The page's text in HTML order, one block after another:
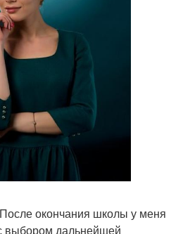
окончания школы у меня
выбором дальнейшей